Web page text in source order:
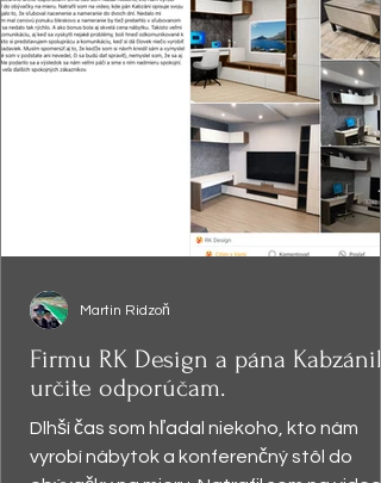
Firmu RK Design a pána
určite odporúčam.
Dlhší čas som hľadal niekoho, kto nám
vyrobí nábytok a konferenčný stôl do
Martin Ridzoň